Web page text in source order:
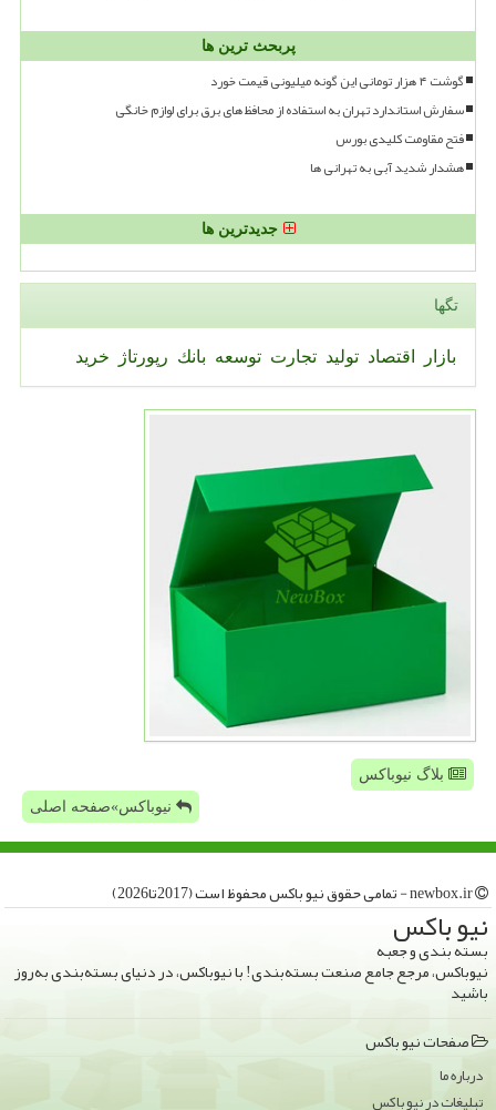
پربحث ترین ها
گوشت ۴ هزار تومانی این گونه میلیونی قیمت خورد
سفارش استاندارد تهران به استفاده از محافظ های برق برای لوازم خانگی
فتح مقاومت کلیدی بورس
هشدار شدید آبی به تهرانی ها
جدیدترین ها
تگها
بازار اقتصاد تولید تجارت توسعه بانك رپورتاژ خرید
بلاگ نیوباکس
نیوباکس»صفحه اصلی
نیو باكس
بسته بندی و جعبه
نیوباکس، مرجع جامع صنعت بسته‌بندی! با نیوباکس، در دنیای بسته‌بندی به‌روز
باشید
صفحات نیو باكس
درباره ما
تبلیغات در نیو باكس